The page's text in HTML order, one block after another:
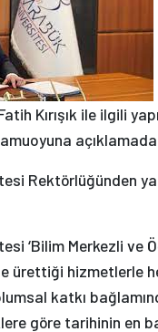
Kırışık ile ilgili
Rektörlüğünden
‘Bilim Merkezli ve
ürettiği hizmetlerle
katkı
göre tarihinin en